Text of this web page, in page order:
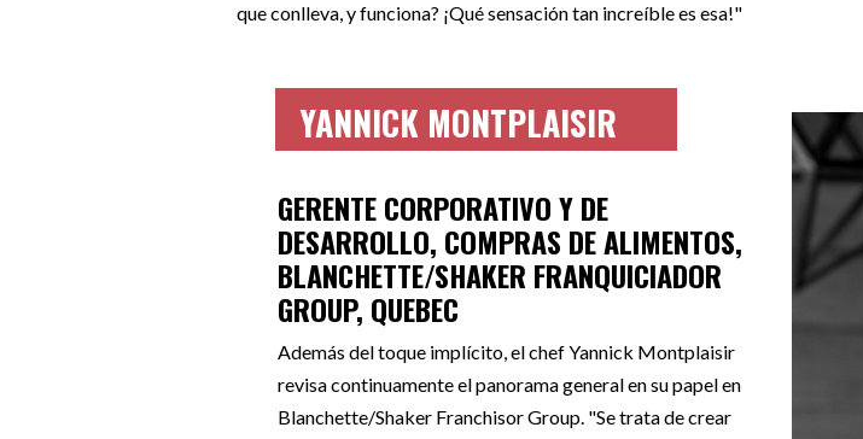
que conlleva, y funciona? ¡Qué sensación tan increíble es esa!"
YANNICK MONTPLAISIR
GERENTE CORPORATIVO Y DE
DESARROLLO, COMPRAS DE ALIMENTOS,
BLANCHETTE/SHAKER FRANQUICIADOR
GROUP, QUEBEC
Además del toque implícito, el chef Yannick Montplaisir
revisa continuamente el panorama general en su papel en
Blanchette/Shaker Franchisor Group. "Se trata de crear